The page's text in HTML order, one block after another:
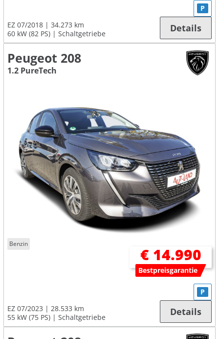
EZ 07/2018
34.273 km
60 kW (82 PS)
Schaltgetriebe
P
Details
Peugeot 208
1.2 PureTech
Benzin
€ 14.990
Bestpreisgarantie
EZ 07/2023
28.533 km
55 kW (75 PS)
Schaltgetriebe
P
Details